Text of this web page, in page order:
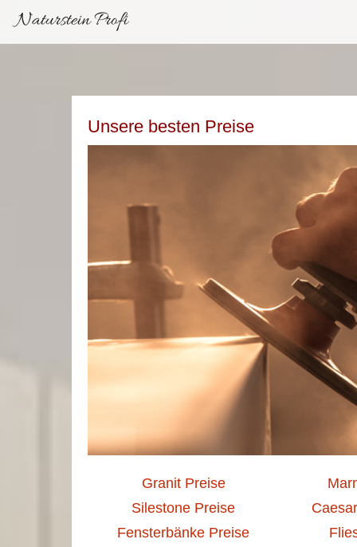
Naturstein Profi
Unsere besten Preise
Granit Preise
Silestone Preise
Fensterbänke Preise